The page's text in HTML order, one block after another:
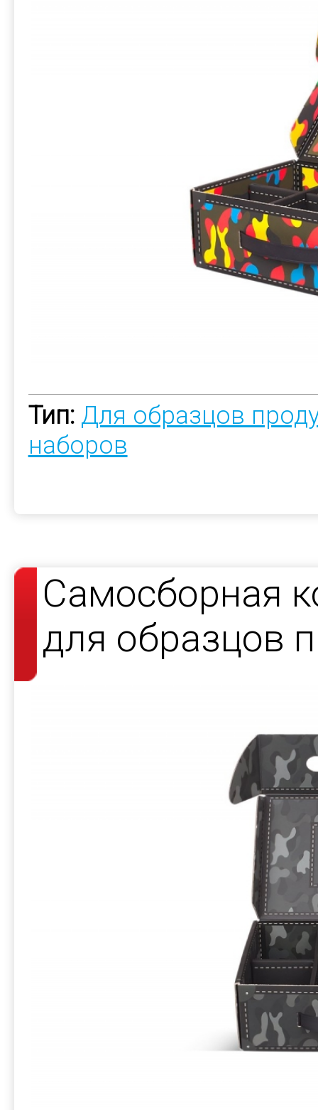
Тип: Для образцов
наборов
Самосборная
для образцов